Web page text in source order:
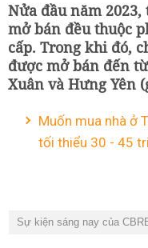
Nửa đầu năm
mở bán đều thuộc
cấp. Trong khi đó,
được mở bán đến
Xuân và Hưng Yên
Muốn mua nhà ở
tối thiểu 30 - 45
Sự kiện sáng nay của